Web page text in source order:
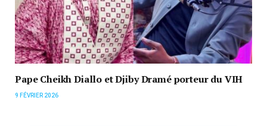
Pape Cheikh Diallo et Djiby Dramé porteur du VIH
9 FÉVRIER 2026